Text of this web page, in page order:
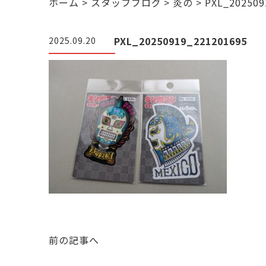
2025.09.20 PXL_20250919_221201695
前の記事へ